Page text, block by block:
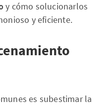
y cómo solucionarlos
y eficiente.
es subestimar la